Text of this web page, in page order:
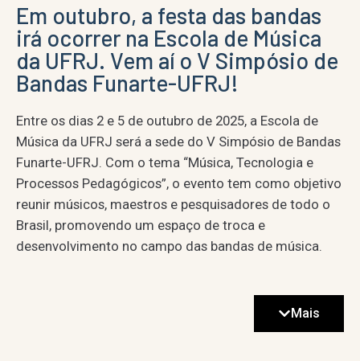
Em outubro, a festa das bandas
irá ocorrer na Escola de Música
da UFRJ. Vem aí o V Simpósio de
Bandas Funarte-UFRJ!
Entre os dias 2 e 5 de outubro de 2025, a Escola de
Música da UFRJ será a sede do V Simpósio de Bandas
Funarte-UFRJ. Com o tema “Música, Tecnologia e
Processos Pedagógicos”, o evento tem como objetivo
reunir músicos, maestros e pesquisadores de todo o
Brasil, promovendo um espaço de troca e
desenvolvimento no campo das bandas de música.
Pedagógico de Apoio às Bandas de Música, uma
iniciativa de extensão da Escola de Música da UFRJ
Mais